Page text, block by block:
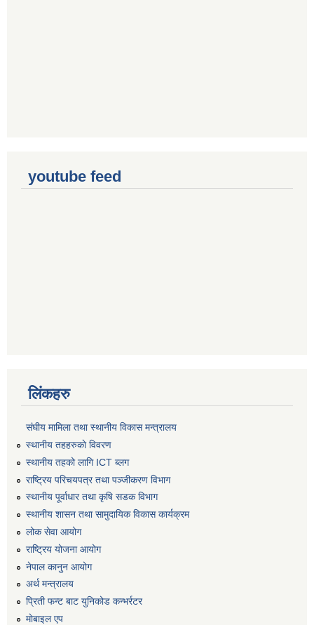
youtube feed
लिंकहरु
संघीय मामिला तथा स्थानीय विकास मन्त्रालय
स्थानीय तहहरुकाे विवरण
स्थानीय तहको लागि ICT ब्लग
राष्‍ट्रिय परिचयपत्र तथा पञ्‍जीकरण विभाग
स्थानीय पूर्वाधार तथा कृषि सडक विभाग
स्थानीय शासन तथा सामुदायिक विकास कार्यक्रम
लोक सेवा आयोग
राष्ट्रिय योजना आयोग
नेपाल कानुन आयोग
अर्थ मन्त्रालय
प्रिती फन्ट बाट युनिकोड कन्भर्रटर
माेबाइल एप